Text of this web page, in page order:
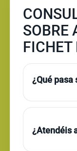
SOBRE
FICHET
¿Qué pasa
¿Atendéis